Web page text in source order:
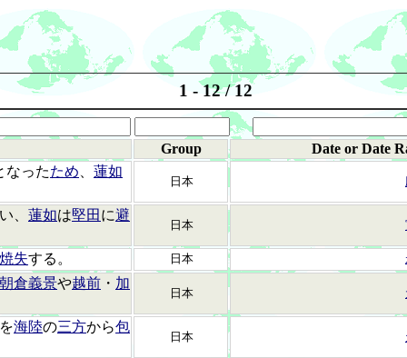
1 - 12 / 12
Group
Date or Date
なったため 蓮如
日本
、 蓮如は堅田 に避
日本
焼失する。 日本
朝倉義景や越前 ・ 加
日本
を海陸の三方から包
日本